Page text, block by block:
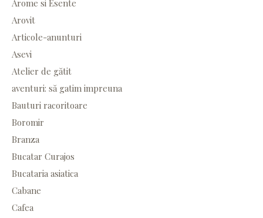
Arome si Esente
Arovit
Articole-anunturi
Asevi
Atelier de gătit
aventuri: să gatim impreuna
Bauturi racoritoare
Boromir
Branza
Bucatar Curajos
Bucataria asiatica
Cabane
Cafea